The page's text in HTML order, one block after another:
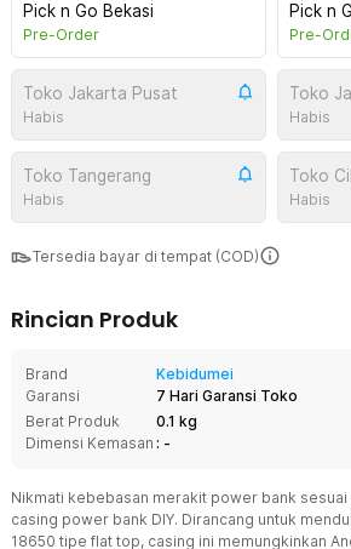
Pick n Go Bekasi
Pre-Order
Pick n
Pre-
Toko Jakarta Pusat
Habis
Toko
Habis
Toko Tangerang
Habis
Toko
Habis
Tersedia bayar di tempat (COD)
Rincian Produk
Brand
Kebidumei
Garansi
7 Hari Garansi Toko
Berat Produk
0.1 kg
Dimensi Kemasan : -
Nikmati kebebasan merakit power bank sesuai
casing power bank DIY. Dirancang untuk
18650 tipe flat top, casing ini memungkinkan